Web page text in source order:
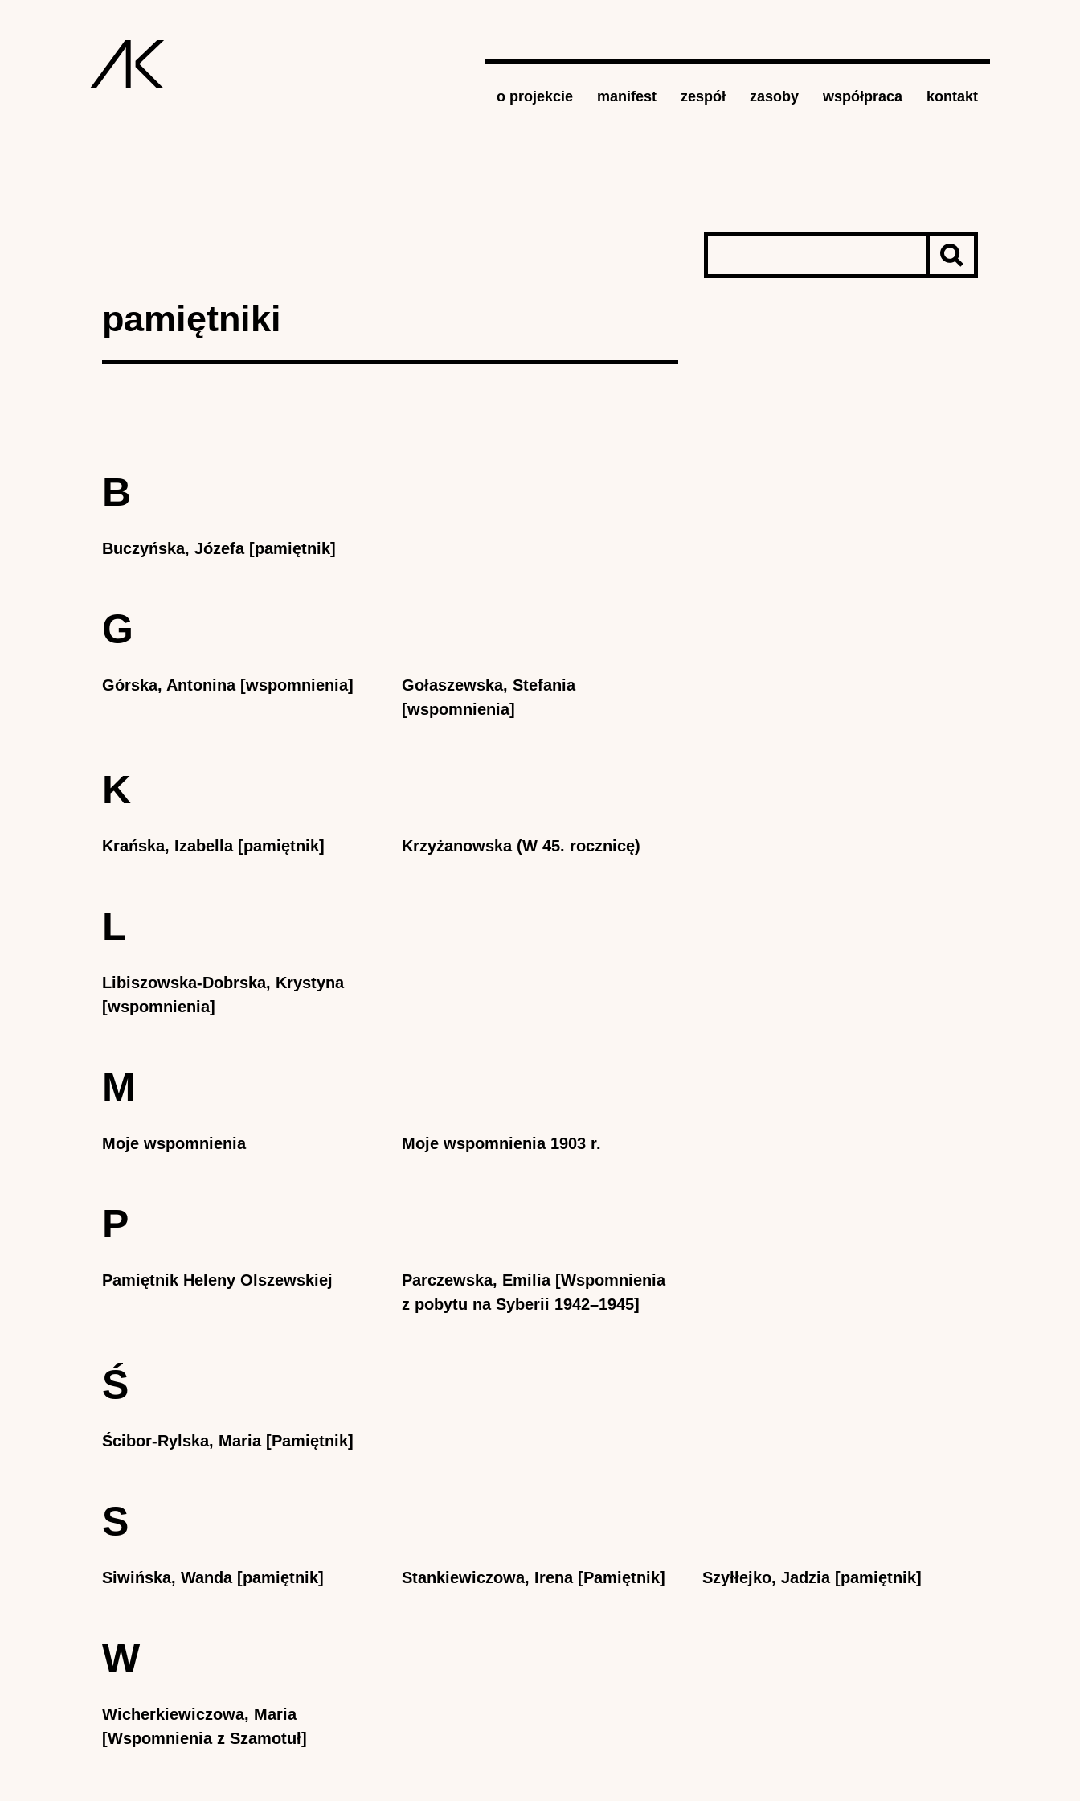
o projekcie manifest zespół zasoby współpraca kontakt
pamiętniki
B
Buczyńska, Józefa [pamiętnik]
G
Górska, Antonina [wspomnienia]
Gołaszewska, Stefania
[wspomnienia]
K
Krańska, Izabella [pamiętnik] Krzyżanowska (W 45. rocznicę)
L
Libiszowska-Dobrska, Krystyna
[wspomnienia]
M
Moje wspomnienia Moje wspomnienia 1903 r.
P
Pamiętnik Heleny Olszewskiej
Parczewska, Emilia [Wspomnienia
z pobytu na Syberii 1942–1945]
Ś
Ścibor-Rylska, Maria [Pamiętnik]
S
Siwińska, Wanda [pamiętnik] Stankiewiczowa, Irena [Pamiętnik] Szyłłejko, Jadzia [pamiętnik]
W
Wicherkiewiczowa, Maria
[Wspomnienia z Szamotuł]